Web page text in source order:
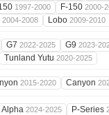
1997-2000 F-150 2000-
2004-2008 Lobo 2009-2010
G7 2022-2025 G9 2023-
Tunland Yutu 2020-2025
2015-2020 Canyon
2024-2025 P-Series